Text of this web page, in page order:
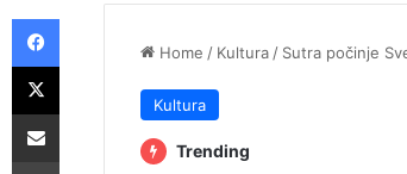
Home / Kultura / Sutra počinje
Kultura
Trending
Facebook
X
Share via Email